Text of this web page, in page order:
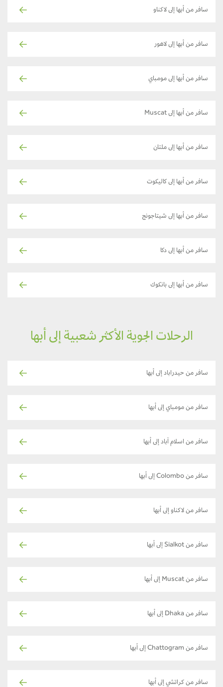
سافر من أبها إلى لاكناو
سافر من أبها إلى لاهور
سافر من أبها إلى مومباي
سافر من أبها إلى Muscat
سافر من أبها إلى ملتان
سافر من أبها إلى كاليكوت
سافر من أبها إلى شيتاجونج
سافر من أبها إلى دكا
سافر من أبها إلى بانكوك
الرحلات الجوية الأكثر شعبية إلى أبها
سافر من حيدراباد إلى أبها
سافر من مومباي إلى أبها
سافر من اسلام آباد إلى أبها
سافر من Colombo إلى أبها
سافر من لاكناو إلى أبها
سافر من Sialkot إلى أبها
سافر من Muscat إلى أبها
سافر من Dhaka إلى أبها
سافر من Chattogram إلى أبها
سافر من كراتشي إلى أبها